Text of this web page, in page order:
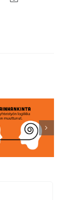
Raportoiko järjestösi
vai tuloksia?